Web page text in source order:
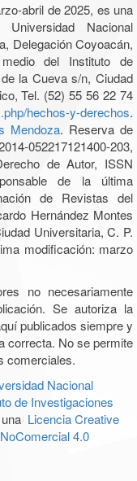
abril de 2025, es una
Nacional
Delegación Coyoacán,
del Instituto de
la Cueva s/n, Ciudad
Tel. (52) 55 56 22 74
hechos-y-derechos.
Mendoza. Reserva de
052217121400-203,
de Autor, ISSN
de la última
de Revistas del
Hernández Montes
Universitaria, C. P.
modificación: marzo
no necesariamente
Se autoriza la
publicados siempre y
correcta. No se permite
comerciales.
Nacional
de Investigaciones
Licencia Creative
4.0